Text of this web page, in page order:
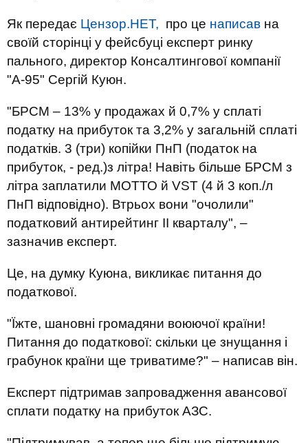
Як передає Цензор.НЕТ, про це написав на
своїй сторінці у фейсбуці експерт ринку
пального, директор Консалтингової компанії
"А-95" Сергій Куюн.
"БРСМ – 13% у продажах й 0,7% у сплаті
податку на прибуток та 3,2% у загальній сплаті
податків. 3 (три) копійки ПнП (податок на
прибуток, - ред.)з літра! Навіть більше БРСМ з
літра заплатили МОТТО й VST (4 й 3 коп./л
ПнП відповідно). Втрьох вони "очолили"
податковий антирейтинг ІІ кварталу", –
зазначив експерт.
Це, на думку Куюна, викликає питання до
податкової.
"Їжте, шановні громадяни воюючої країни!
Питання до податкової: скільки це знущання і
грабунок країни ще триватиме?" – написав він.
Експерт підтримав запровадження авансової
сплати податку на прибуток АЗС.